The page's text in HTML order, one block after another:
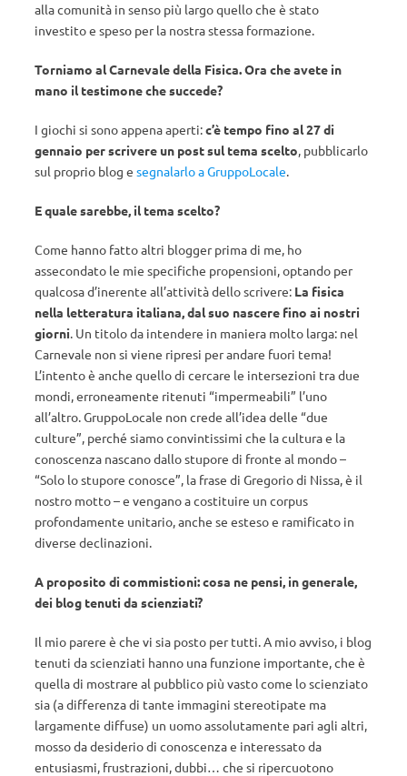
alla comunità in senso più largo quello che è stato
investito e speso per la nostra stessa formazione.
Torniamo al Carnevale della Fisica. Ora che avete in
mano il testimone che succede?
I giochi si sono appena aperti:c’è tempo fino al 27 di
gennaio per scrivere un post sul tema scelto, pubblicarlo
sul proprio blog e segnalarlo a GruppoLocale.
E quale sarebbe, il tema scelto?
Come hanno fatto altri blogger prima di me, ho
assecondato le mie specifiche propensioni, optando per
qualcosa d’inerente all’attività dello scrivere: La fisica
nella letteratura italiana, dal suo nascere fino ai nostri
giorni. Un titolo da intendere in maniera molto larga: nel
Carnevale non si viene ripresi per andare fuori tema!
L’intento è anche quello di cercare le intersezioni tra due
mondi, erroneamente ritenuti “impermeabili” l’uno
all’altro. GruppoLocale non crede all’idea delle “due
culture”, perché siamo convintissimi che la cultura e la
conoscenza nascano dallo stupore di fronte al mondo –
“Solo lo stupore conosce”, la frase di Gregorio di Nissa, è il
nostro motto – e vengano a costituire un corpus
profondamente unitario, anche se esteso e ramificato in
diverse declinazioni.
A proposito di commistioni: cosa ne pensi, in generale,
dei blog tenuti da scienziati?
Il mio parere è che vi sia posto per tutti. A mio avviso, i blog
tenuti da scienziati hanno una funzione importante, che è
quella di mostrare al pubblico più vasto come lo scienziato
sia (a differenza di tante immagini stereotipate ma
largamente diffuse) un uomo assolutamente pari agli altri,
mosso da desiderio di conoscenza e interessato da
entusiasmi, frustrazioni, dubbi… che si ripercuotono